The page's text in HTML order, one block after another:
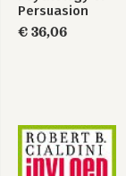
De kracht van
timing
Persuasion
€ 36,06